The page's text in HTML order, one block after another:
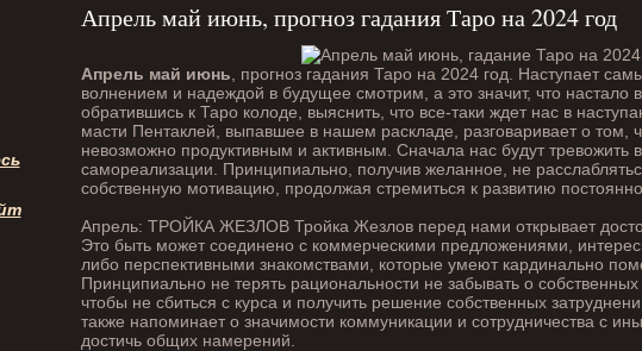
Апрель май июнь, прогноз гадания Таро на 2024 год
Апрель май июнь , прогноз гадания Таро на 2024 год. Наступает
волнением и надеждой в будущее смотрим, а это значит, что настало
обратившись к Таро колоде, выяснить, что все-таки ждет нас в
масти Пентаклей, выпавшее в нашем раскладе, разговаривает о том,
невозможно продуктивным и активным. Сначала нас будут тревожить
самореализации. Принципиально, получив желанное, не
собственную мотивацию, продолжая стремиться к развитию
Апрель: ТРОЙКА ЖЕЗЛОВ Тройка Жезлов перед нами открывает
Это быть может соединено с коммерческими предложениями,
либо перспективными знакомствами, которые умеют кардинально
Принципиально не терять рациональности не забывать о
чтобы не сбиться с курса и получить решение собственных
также напоминает о значимости коммуникации и сотрудничества с
достичь общих намерений.